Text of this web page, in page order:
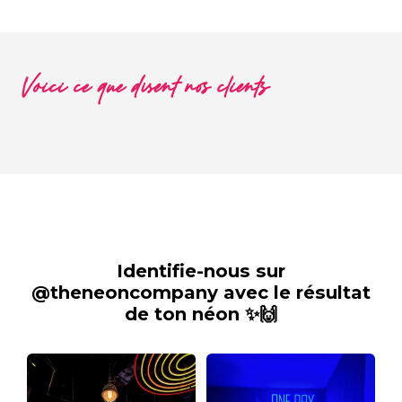
Voici ce que disent nos clients
Identifie-nous sur
@theneoncompany avec le résultat
de ton néon ✨🙌